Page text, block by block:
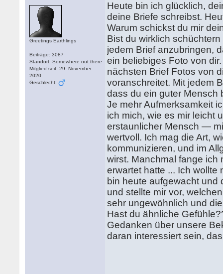
Greetings Earthlings
Beiträge: 3087
Standort: Somewhere out there
Mitglied seit: 29. November
2020
Geschlecht:
Heute bin ich glücklich,
deine Briefe schreibst.
Warum schickst du mir
Bist du wirklich
jedem Brief anzubringen,
ein beliebiges Foto von
nächsten Brief Fotos von
voranschreitet. Mit jedem
dass du ein guter Mensch
Je mehr Aufmerksamkeit
ich mich, wie es mir leicht
erstaunlicher Mensch —
wertvoll. Ich mag die Art,
kommunizieren, und im
wirst. Manchmal fange ich
erwartet hatte ... Ich
bin heute aufgewacht und
und stellte mir vor,
sehr ungewöhnlich und
Hast du ähnliche
Gedanken über unsere
daran interessiert sein,